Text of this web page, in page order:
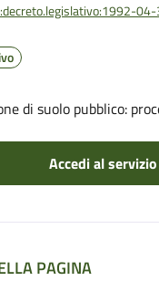
di suolo pubblico:
Accedi al servizio
PAGINA